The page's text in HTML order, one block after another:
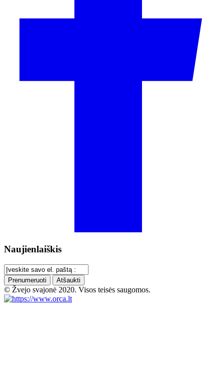
Naujienlaiškis
Prenumeruoti Atšaukti
© Žvejo svajonė 2020. Visos teisės saugomos.